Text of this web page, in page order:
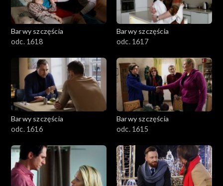
Barwy szczęścia
odc. 1618
Barwy szczęścia
odc. 1617
Barwy szczęścia
odc. 1616
Barwy szczęścia
odc. 1615